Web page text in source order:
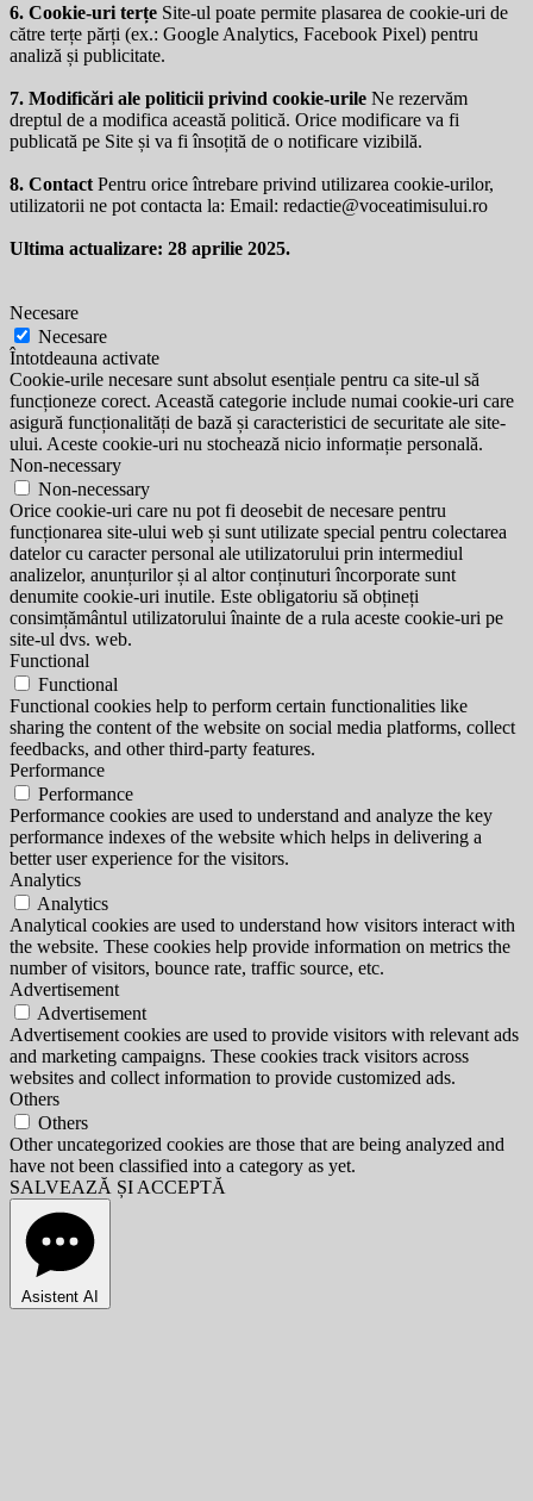
6. Cookie-uri terțe Site-ul poate permite plasarea de cookie-uri de
către terțe părți (ex.: Google Analytics, Facebook Pixel) pentru
analiză și publicitate.
7. Modificări ale politicii privind cookie-urile Ne rezervăm
dreptul de a modifica această politică. Orice modificare va fi
publicată pe Site și va fi însoțită de o notificare vizibilă.
8. Contact Pentru orice întrebare privind utilizarea cookie-urilor,
utilizatorii ne pot contacta la: Email: redactie@voceatimisului.ro
Ultima actualizare: 28 aprilie 2025.
Necesare
Necesare
Întotdeauna activate
Cookie-urile necesare sunt absolut esențiale pentru ca site-ul să
funcționeze corect. Această categorie include numai cookie-uri care
asigură funcționalități de bază și caracteristici de securitate ale site-
ului. Aceste cookie-uri nu stochează nicio informație personală.
Non-necessary
Non-necessary
Orice cookie-uri care nu pot fi deosebit de necesare pentru
funcționarea site-ului web și sunt utilizate special pentru colectarea
datelor cu caracter personal ale utilizatorului prin intermediul
analizelor, anunțurilor și al altor conținuturi încorporate sunt
denumite cookie-uri inutile. Este obligatoriu să obțineți
consimțământul utilizatorului înainte de a rula aceste cookie-uri pe
site-ul dvs. web.
Functional
Functional
Functional cookies help to perform certain functionalities like
sharing the content of the website on social media platforms, collect
feedbacks, and other third-party features.
Performance
Performance
Performance cookies are used to understand and analyze the key
performance indexes of the website which helps in delivering a
better user experience for the visitors.
Analytics
Analytics
Analytical cookies are used to understand how visitors interact with
the website. These cookies help provide information on metrics the
number of visitors, bounce rate, traffic source, etc.
Advertisement
Advertisement
Advertisement cookies are used to provide visitors with relevant ads
and marketing campaigns. These cookies track visitors across
websites and collect information to provide customized ads.
Others
Others
Other uncategorized cookies are those that are being analyzed and
have not been classified into a category as yet.
SALVEAZĂ ȘI ACCEPTĂ
Asistent AI